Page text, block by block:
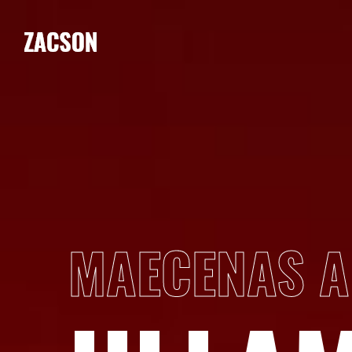
MAECENAS